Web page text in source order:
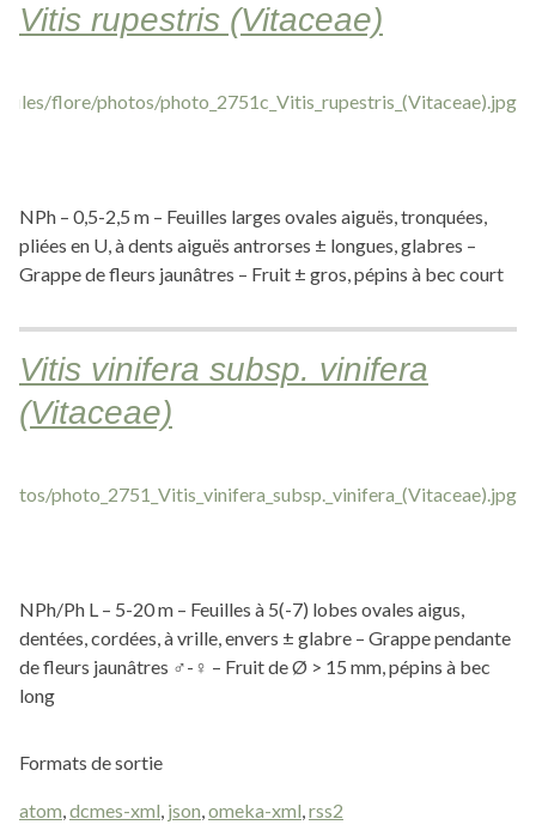
Vitis rupestris (Vitaceae)
NPh – 0,5-2,5 m – Feuilles larges ovales aiguës, tronquées,
pliées en U, à dents aiguës antrorses ± longues, glabres –
Grappe de fleurs jaunâtres – Fruit ± gros, pépins à bec court
Vitis vinifera subsp. vinifera
(Vitaceae)
NPh/Ph L – 5-20 m – Feuilles à 5(-7) lobes ovales aigus,
dentées, cordées, à vrille, envers ± glabre – Grappe pendante
de fleurs jaunâtres ♂-♀ – Fruit de Ø > 15 mm, pépins à bec
long
Formats de sortie
atom,dcmes-xml, json,omeka-xml,rss2